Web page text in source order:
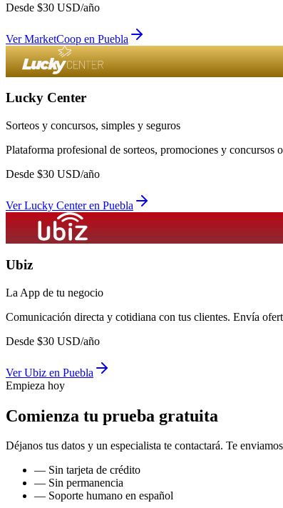
Desde $30 USD/año
VerMarketCoop en Puebla
Lucky Center
Sorteos y concursos, simples y seguros
Plataforma profesional de sorteos, promociones y concursos
Desde $30 USD/año
VerLucky Centeren Puebla
Ubiz
La App de tu negocio
Comunicación directa y cotidiana con tus clientes. Envía
Desde $30 USD/año
VerUbiz en Puebla
Empieza hoy
Comienza tu prueba gratuita
Déjanos tus datos y un especialista te contactará. Te
— Sin tarjeta de crédito
— Sin permanencia
— Soporte humano en español